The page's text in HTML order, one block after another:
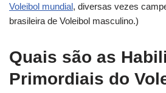
Voleibol mundial, diversas vezes
brasileira de Voleibol masculino.)
Quais são as
Primordiais do